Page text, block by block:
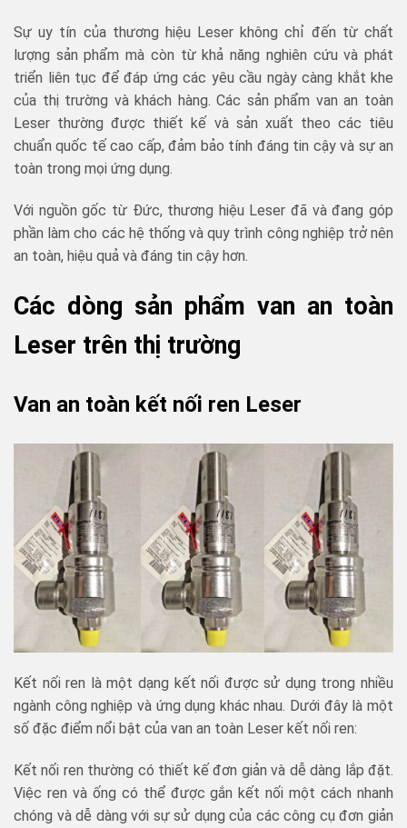
Sự uy tín của thương hiệu Leser không chỉ đến từ chất
lượng sản phẩm mà còn từ khả năng nghiên cứu và phát
triển liên tục để đáp ứng các yêu cầu ngày càng khắt khe
của thị trường và khách hàng. Các sản phẩm van an toàn
Leser thường được thiết kế và sản xuất theo các tiêu
chuẩn quốc tế cao cấp, đảm bảo tính đáng tin cậy và sự an
toàn trong mọi ứng dụng.
Với nguồn gốc từ Đức, thương hiệu Leser đã và đang góp
phần làm cho các hệ thống và quy trình công nghiệp trở nên
an toàn, hiệu quả và đáng tin cậy hơn.
Các dòng sản phẩm van an toàn
Leser trên thị trường
Van an toàn kết nối ren Leser
Kết nối ren là một dạng kết nối được sử dụng trong nhiều
ngành công nghiệp và ứng dụng khác nhau. Dưới đây là một
số đặc điểm nổi bật của van an toàn Leser kết nối ren:
Kết nối ren thường có thiết kế đơn giản và dễ dàng lắp đặt.
Việc ren và ống có thể được gắn kết nối một cách nhanh
chóng và dễ dàng với sự sử dụng của các công cụ đơn giản